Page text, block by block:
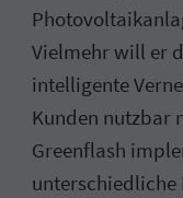
Vielmehr will er
intelligente
Kunden nutzbar
Greenflash
unterschiedliche